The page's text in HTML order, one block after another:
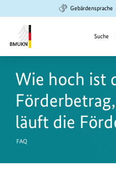
Hauptinhalt
springen
Suche
springen
Hauptnavigation
springen
Gebärdensprache
Umwelt,
Naturschutz
und
nukleare
Sicherheit
Suche
Wie hoch ist
läuft die
FAQ